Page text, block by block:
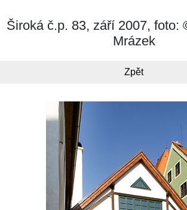
Široká č.p. 83, září 2007, foto:
Mrázek
Zpět